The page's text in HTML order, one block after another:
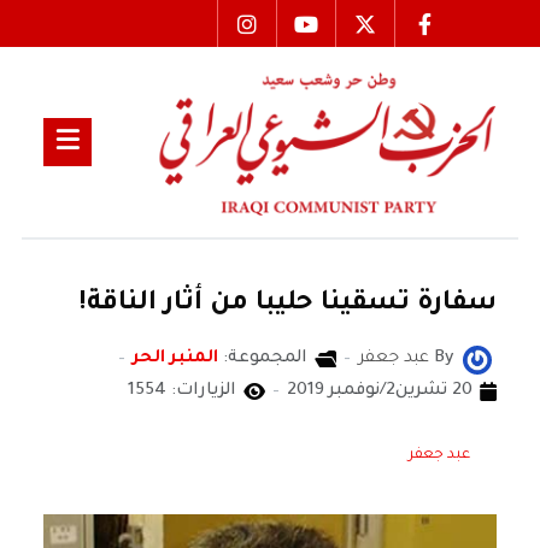
سفارة تسقينا حليبا من أثار الناقة!
By عبد جعفر المجموعة: المنبر الحر
20 تشرين2/نوفمبر 2019
الزيارات: 1554
عبد جعفر